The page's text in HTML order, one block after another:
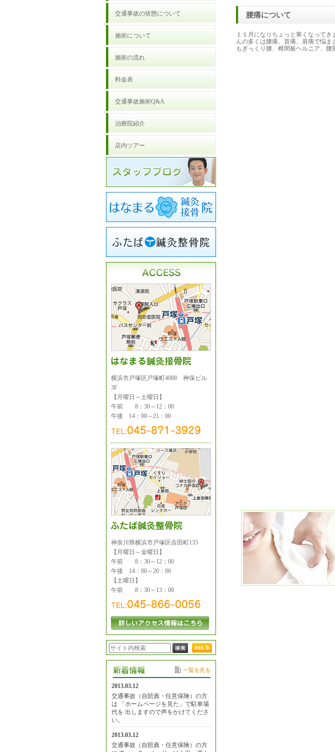
腰痛について
１１月になりちょっと寒くなって
んの多くは腰痛、首痛、肩痛で悩
もぎっくり腰、椎間板ヘルニア、
交通事故の状態について
施術について
施術の流れ
料金表
交通事故施術Q&A
治療院紹介
店内ツアー
横浜市戸塚区戸塚町4088 神保ビル
3F
【月曜日～土曜日】
午前 8：30～12：00
午後 14：00～21：00
神奈川県横浜市戸塚区吉田町135
【月曜日～金曜日】
午前 8：30～12：00
午後 14：00～20：00
【土曜日】
午前 8：30～13：00
一覧を見る
2013.03.12
交通事故（自賠責・任意保険）の方
は 「ホームページを見た」で駐車場
代を 出しますので声をかけてくださ
い。
2013.03.12
交通事故（自賠責・任意保険）の方